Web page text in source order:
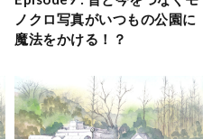
ノクロ写真がいつもの公園に
魔法をかける！？